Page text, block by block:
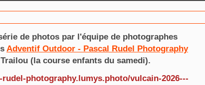
de photos par l'équipe de photographes
Adventif Outdoor - Pascal Rudel Photography
(la course enfants du samedi).
photography.lumys.photo/vulcain-2026---